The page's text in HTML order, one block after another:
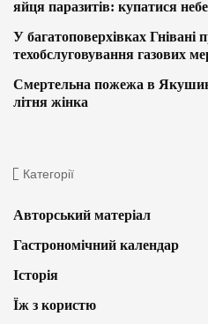
яйця паразитів: купатися
У багатоповерхівках Гнівані
техобслуговування газових
Смертельна пожежа в
літня жінка
Категорії
Авторський матеріал
Гастрономічний календар
Історія
Їж з користю